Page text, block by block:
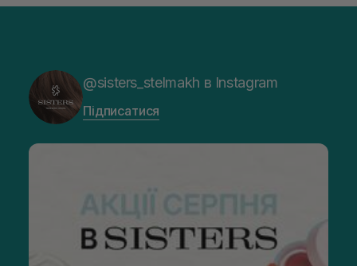
@sisters_stelmakh в Instagram
Підписатися